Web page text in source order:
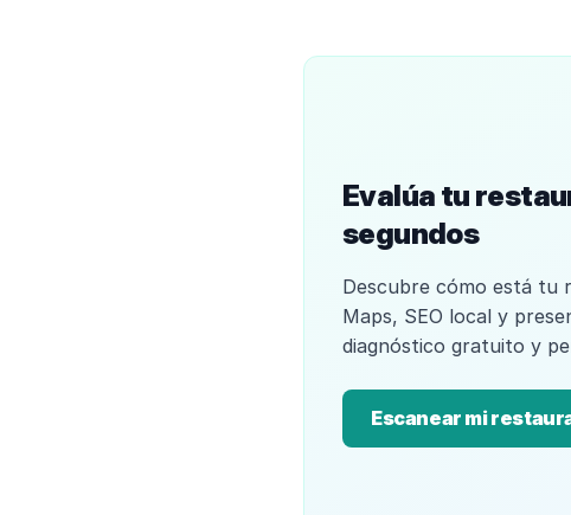
Evalúa tu
segundos
Descubre cómo está tu
Maps, SEO local y
diagnóstico gratuito y
Escanear mi